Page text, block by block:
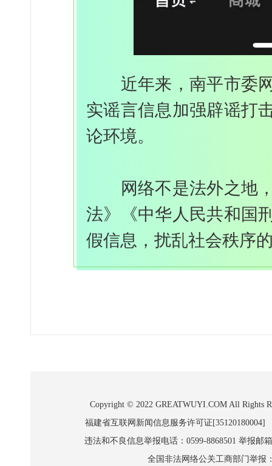
近年来，南平市委网
实谣言信息加强辟谣打
论环境。
网络不是法外之地，
法》《中华人民共和国
假信息，扰乱社会秩序
Copyright © 2022 GREATWUYI.COM All Rights
福建省互联网新闻信息服务许可证
违法和不良信息举报电话：0599-8868501 举报邮
全国非法网络公关工商部门举报